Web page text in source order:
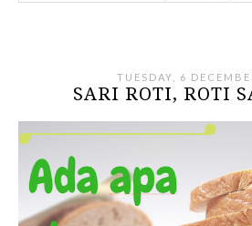
TUESDAY, 6
SARI ROTI, ROTI